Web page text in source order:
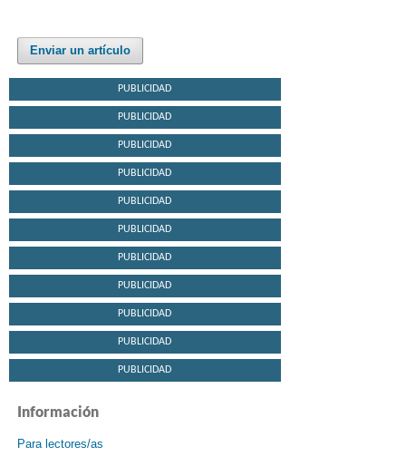
Enviar un artículo
PUBLICIDAD
PUBLICIDAD
PUBLICIDAD
PUBLICIDAD
PUBLICIDAD
PUBLICIDAD
PUBLICIDAD
PUBLICIDAD
PUBLICIDAD
PUBLICIDAD
PUBLICIDAD
Información
Para lectores/as